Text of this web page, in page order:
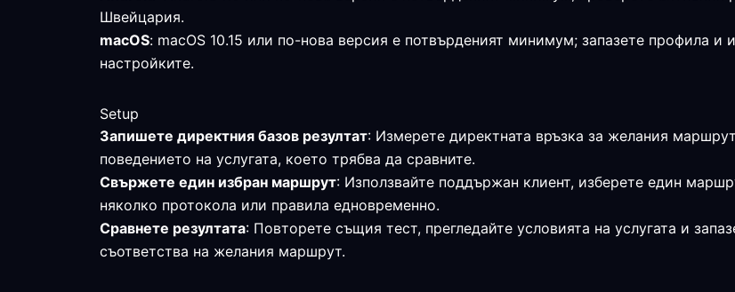
Швейцария.
macOS: macOS 10.15 или по-нова версия е потвърденият минимум; запазете профила
настройките.
Setup
Запишете директния базов резултат: Измерете директната връзка за желания
поведението на услугата, което трябва да сравните.
Свържете един избран маршрут: Използвайте поддържан клиент, изберете един
няколко протокола или правила едновременно.
Сравнете резултата: Повторете същия тест, прегледайте условията на услугата и
съответства на желания маршрут.